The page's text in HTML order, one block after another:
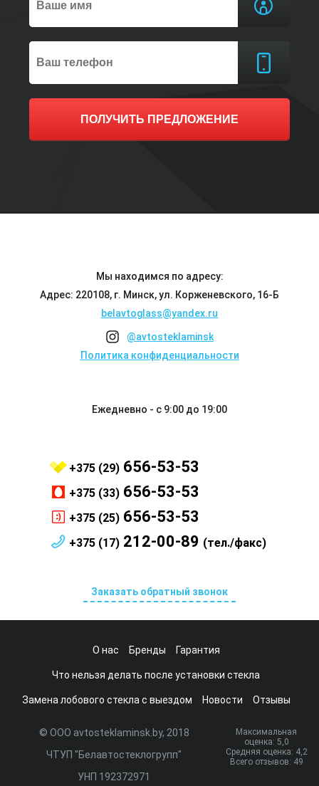
ПОЛУЧИТЬ ПРЕДЛОЖЕНИЕ
Мы находимся по адресу:
Адрес: 220108, г. Минск, ул. Корженевского, 16-Б
belavtoglass@yandex.ru
@avtosteklaminsk
Политика конфиденциальности
Ежедневно - с 9:00 до 19:00
+375 (29) 656-53-53
+375 (33) 656-53-53
+375 (25) 656-53-53
+375 (17) 212-00-89 (тел./факс)
Заказать обратный звонок
О нас Бренды Гарантия
Что нельзя делать после установки стекла
Замена лобового стекла с выездом Новости Отзывы
© ООО avtosteklaminsk.by, 2018
ЧТУП "Белавтостеклогрупп"
УНП 192372971
Максимальная
оценка: 5,0
Средняя оценка: 4,2
Всего отзывов: 49